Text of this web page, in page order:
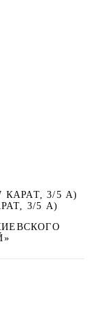
3/5 А)
3/5 А)